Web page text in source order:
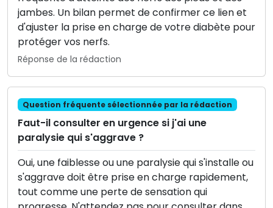
jambes. Un bilan permet de confirmer ce lien et
d'ajuster la prise en charge de votre diabète pour
protéger vos nerfs.
Réponse de la rédaction
Question fréquente sélectionnée par la rédaction
Faut-il consulter en urgence si j'ai une
paralysie qui s'aggrave ?
Oui, une faiblesse ou une paralysie qui s'installe ou
s'aggrave doit être prise en charge rapidement,
tout comme une perte de sensation qui